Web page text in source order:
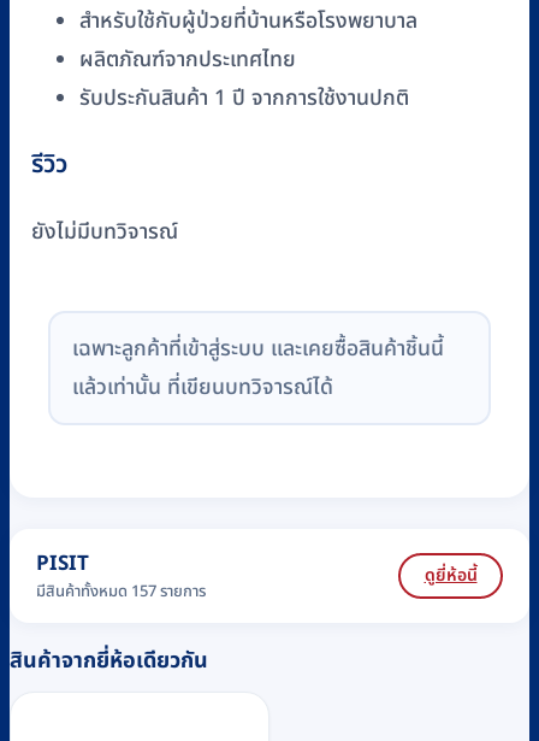
สำหรับใช้กับผู้ป่วยที่บ้านหรือโรงพยาบาล
ผลิตภัณฑ์จากประเทศไทย
รับประกันสินค้า 1 ปี จากการใช้งานปกติ
รีวิว
ยังไม่มีบทวิจารณ์
เฉพาะลูกค้าที่เข้าสู่ระบบ และเคยซื้อสินค้าชิ้นนี้
แล้วเท่านั้น ที่เขียนบทวิจารณ์ได้
PISIT
มีสินค้าทั้งหมด 157 รายการ
ดูยี่ห้อนี้
สินค้าจากยี่ห้อเดียวกัน